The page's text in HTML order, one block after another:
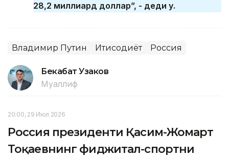
28,2 миллиард доллар”, - деди у.
Владимир Путин Иқтисодиёт Россия
Бекабат Узаков
Муаллиф
20:00, 29 Июл 2026
Россия президенти Қасим-Жомарт
Тоқаевнинг фиджитал-спортни